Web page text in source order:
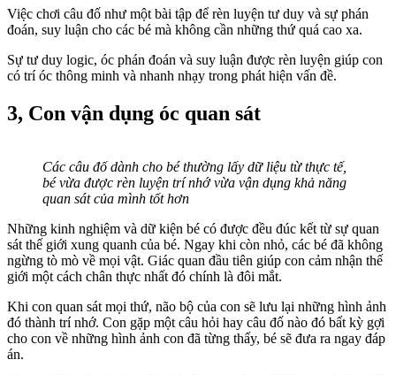
Việc chơi câu đố như một bài tập để rèn luyện tư duy và sự phán
đoán, suy luận cho các bé mà không cần những thứ quá cao xa.
Sự tư duy logic, óc phán đoán và suy luận được rèn luyện giúp con
có trí óc thông minh và nhanh nhạy trong phát hiện vấn đề.
3, Con vận dụng óc quan sát
Các câu đố dành cho bé thường lấy dữ liệu từ thực tế,
bé vừa được rèn luyện trí nhớ vừa vận dụng khả năng
quan sát của mình tốt hơn
Những kinh nghiệm và dữ kiện bé có được đều đúc kết từ sự quan
sát thế giới xung quanh của bé. Ngay khi còn nhỏ, các bé đã không
ngừng tò mò về mọi vật. Giác quan đầu tiên giúp con cảm nhận thế
giới một cách chân thực nhất đó chính là đôi mắt.
Khi con quan sát mọi thứ, não bộ của con sẽ lưu lại những hình ảnh
đó thành trí nhớ. Con gặp một câu hỏi hay câu đố nào đó bất kỳ gợi
cho con về những hình ảnh con đã từng thấy, bé sẽ đưa ra ngay đáp
án.